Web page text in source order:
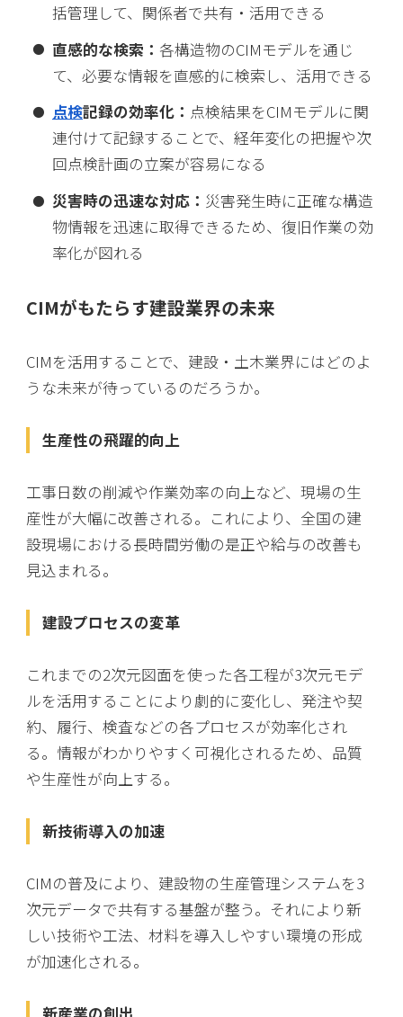
括管理して、関係者で共有・活用できる
直感的な検索： 各構造物のCIMモデルを通じ
て、必要な情報を直感的に検索し、活用できる
点検記録の効率化： 点検結果をCIMモデルに関
連付けて記録することで、経年変化の把握や次
回点検計画の立案が容易になる
災害時の迅速な対応： 災害発生時に正確な構造
物情報を迅速に取得できるため、復旧作業の効
率化が図れる
CIMがもたらす建設業界の未来
CIMを活用することで、建設・土木業界にはどのよ
うな未来が待っているのだろうか。
生産性の飛躍的向上
工事日数の削減や作業効率の向上など、現場の生
産性が大幅に改善される。これにより、全国の建
設現場における長時間労働の是正や給与の改善も
見込まれる。
建設プロセスの変革
これまでの2次元図面を使った各工程が3次元モデ
ルを活用することにより劇的に変化し、発注や契
約、履行、検査などの各プロセスが効率化され
る。情報がわかりやすく可視化されるため、品質
や生産性が向上する。
新技術導入の加速
CIMの普及により、建設物の生産管理システムを3
次元データで共有する基盤が整う。それにより新
しい技術や工法、材料を導入しやすい環境の形成
が加速化される。